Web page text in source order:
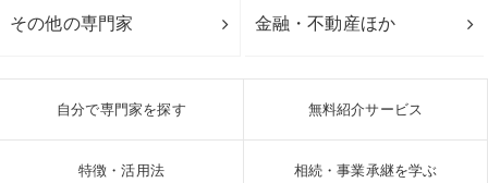
その他の専門家 金融・不動産ほか
自分で専門家を探す 無料紹介サービス
特徴・活用法 相続・事業承継を学ぶ